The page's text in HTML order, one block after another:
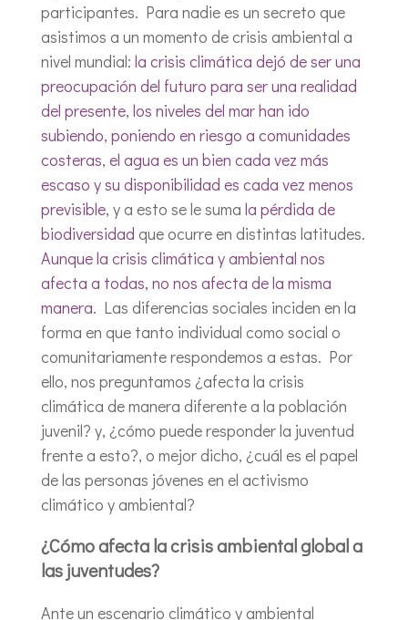
participantes. Para nadie es un secreto que
asistimos a un momento de crisis ambiental a
nivel mundial: la crisis climática dejó de ser una
preocupación del futuro para ser una realidad
del presente, los niveles del mar han ido
subiendo, poniendo en riesgo a comunidades
costeras, el agua es un bien cada vez más
escaso y su disponibilidad es cada vez menos
previsible, y a esto se le suma la pérdida de
biodiversidad que ocurre en distintas latitudes.
Aunque la crisis climática y ambiental nos
afecta a todas, no nos afecta de la misma
manera. Las diferencias sociales inciden en la
forma en que tanto individual como social o
comunitariamente respondemos a estas. Por
ello, nos preguntamos ¿afecta la crisis
climática de manera diferente a la población
juvenil? y, ¿cómo puede responder la juventud
frente a esto?, o mejor dicho, ¿cuál es el papel
de las personas jóvenes en el activismo
climático y ambiental?
¿Cómo afecta la crisis ambiental global a
las juventudes?
Ante un escenario climático y ambiental